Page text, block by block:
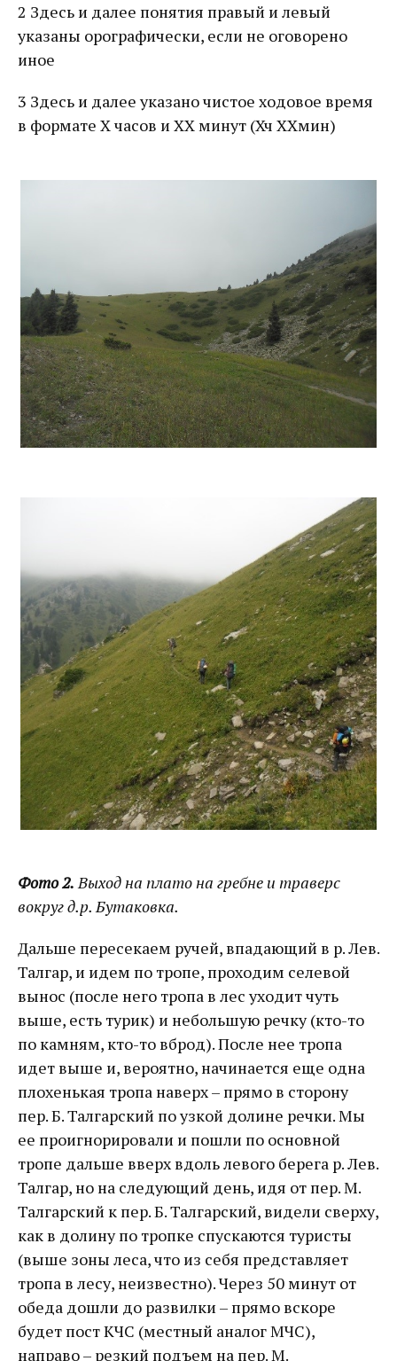
2 Здесь и далее понятия правый и левый
указаны орографически, если не оговорено
иное
3 Здесь и далее указано чистое ходовое время
в формате Х часов и ХХ минут (Хч ХХмин)
Фото 2.Выход на плато на гребне и траверс
вокруг д.р. Бутаковка.
Дальше пересекаем ручей, впадающий в р. Лев.
Талгар, и идем по тропе, проходим селевой
вынос (после него тропа в лес уходит чуть
выше, есть турик) и небольшую речку (кто-то
по камням, кто-то вброд). После нее тропа
идет выше и, вероятно, начинается еще одна
плохенькая тропа наверх – прямо в сторону
пер. Б. Талгарский по узкой долине речки. Мы
ее проигнорировали и пошли по основной
тропе дальше вверх вдоль левого берега р. Лев.
Талгар, но на следующий день, идя от пер. М.
Талгарский к пер. Б. Талгарский, видели сверху,
как в долину по тропке спускаются туристы
(выше зоны леса, что из себя представляет
тропа в лесу, неизвестно). Через 50 минут от
обеда дошли до развилки – прямо вскоре
будет пост КЧС (местный аналог МЧС),
направо – резкий подъем на пер. М.